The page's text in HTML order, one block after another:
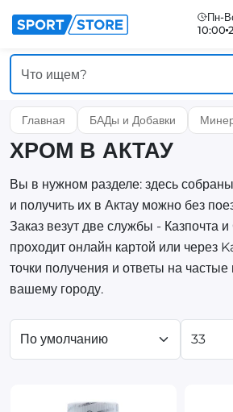
Пн-
10:00
Главная БАДы и Добавки
ХРОМ В АКТАУ
Вы в нужном разделе: здесь
и получить их в Актау можно без
Заказ везут две службы - Казпочта
проходит онлайн картой или через
точки получения и ответы на
вашему городу.